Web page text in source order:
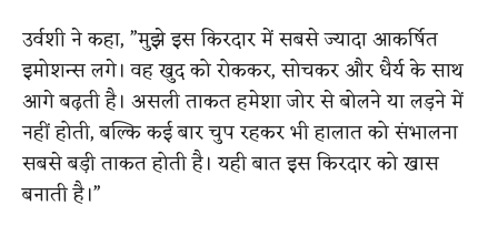
उर्वशी ने कहा, ”मुझे इस किरदार में सबसे ज्यादा आकर्षित
इमोशन्स लगे। वह खुद को रोककर, सोचकर और धैर्य के साथ
आगे बढ़ती है। असली ताकत हमेशा जोर से बोलने या लड़ने में
नहीं होती, बल्कि कई बार चुप रहकर भी हालात को संभालना
सबसे बड़ी ताकत होती है। यही बात इस किरदार को खास
बनाती है।”